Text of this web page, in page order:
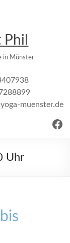
in Münster
muenster.de
Uhr